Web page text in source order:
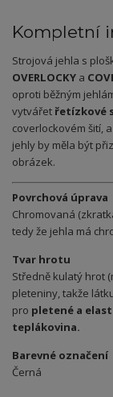
Kompletní
Strojová jehla s
OVERLOCKY a
oproti běžným
vytvářet řetízkové
coverlockovém šití,
jehly by měla být
obrázek.
Povrchová úprava
Chromovaná
tedy že jehla má
Tvar hrotu
Středně kulatý hrot
pleteniny, takže
pro pletené a
teplákovina.
Barevné označení
Černá